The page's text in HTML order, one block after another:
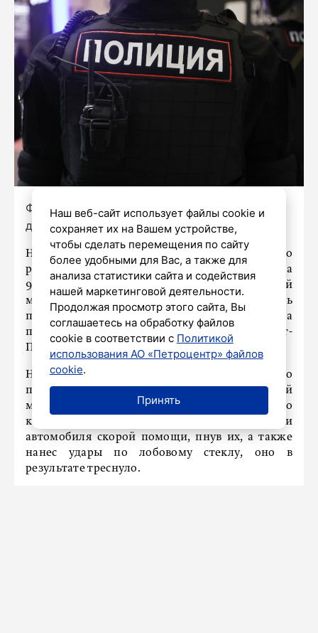
Фото: Александр Глуз/«Петербургский
дневник»
Накануне вечером в полицию Адмиралтейского
района поступило сообщение о том, что у дома
9 по Исаакиевской площади агрессивный
мужчина не дает бригаде скорой осмотреть
пациента. Об этом стало известно из материала
пресс-службы ГУ МВД России по Санкт-
Петербургу и Ленинградской области.
Нарядом полиции, прибывшим на место
происшествия, был задержан 31-летний
мужчина, который в ходе словесного
конфликта с врачами повредил двери
автомобиля скорой помощи, пнув их, а также
нанес удары по лобовому стеклу, оно в
результате треснуло.
Наш веб-сайт использует файлы cookie и
сохраняет их на Вашем устройстве,
чтобы сделать перемещения по сайту
более удобными для Вас, а также для
анализа статистики сайта и содействия
нашей маркетинговой деятельности.
Продолжая просмотр этого сайта, Вы
соглашаетесь на обработку файлов
cookie в соответствии с Политикой
использования АО «Петроцентр» файлов
cookie.
Принять